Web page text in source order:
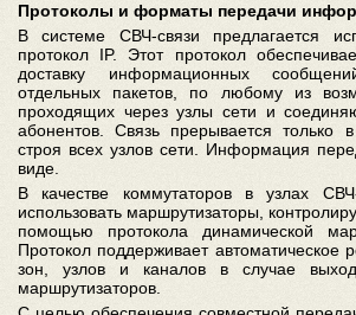
Протоколы и форматы передачи
В системе СВЧ-связи предлагается
протокол IP. Этот протокол
доставку информационных
отдельных пакетов, по любому из
проходящих через узлы сети и
абонентов. Связь прерывается только
строя всех узлов сети. Информация
виде.
В качестве коммутаторов в узлах
использовать маршрутизаторы,
помощью протокола динамической
Протокол поддерживает автоматическое
зон, узлов и каналов в случае
маршрутизаторов.